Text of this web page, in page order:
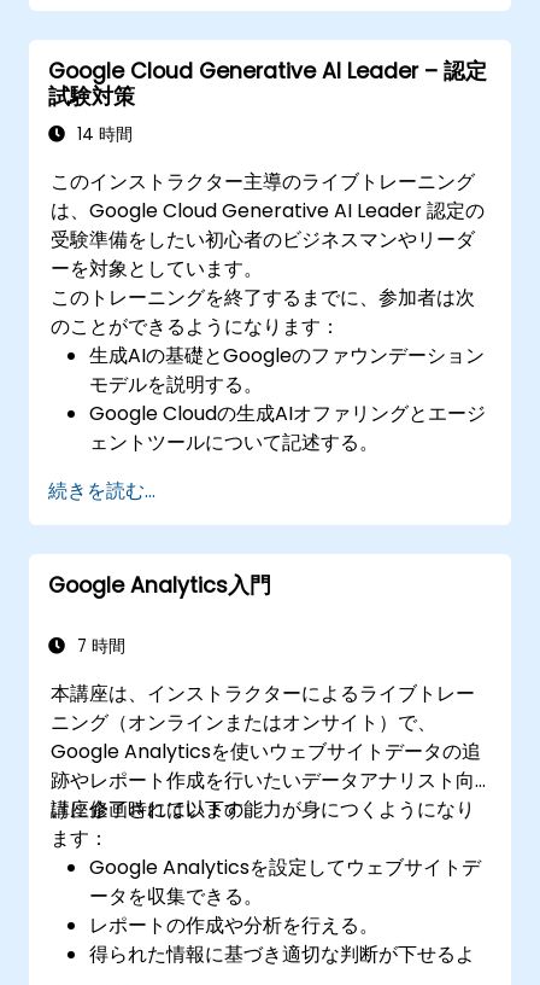
Google Cloud Generative AI Leader – 認定
試験対策
14 時間
このインストラクター主導のライブトレーニング
は、Google Cloud Generative AI Leader 認定の
受験準備をしたい初心者のビジネスマンやリーダ
ーを対象としています。
このトレーニングを終了するまでに、参加者は次
のことができるようになります：
生成AIの基礎とGoogleのファウンデーション
モデルを説明する。
Google Cloudの生成AIオファリングとエージ
ェントツールについて記述する。
ング、RAGを用いて出力を改善する。
ビジネス導入のためのセキュアで責任あるAI
を理解する。
続きを読む...
Google Analytics入門
7 時間
本講座は、インストラクターによるライブトレー
ニング（オンラインまたはオンサイト）で、
Google Analyticsを使いウェブサイトデータの追
跡やレポート作成を行いたいデータアナリスト向
けに企画されています。
講座修了時には以下の能力が身につくようになり
ます：
Google Analyticsを設定してウェブサイトデ
ータを収集できる。
レポートの作成や分析を行える。
得られた情報に基づき適切な判断が下せるよ